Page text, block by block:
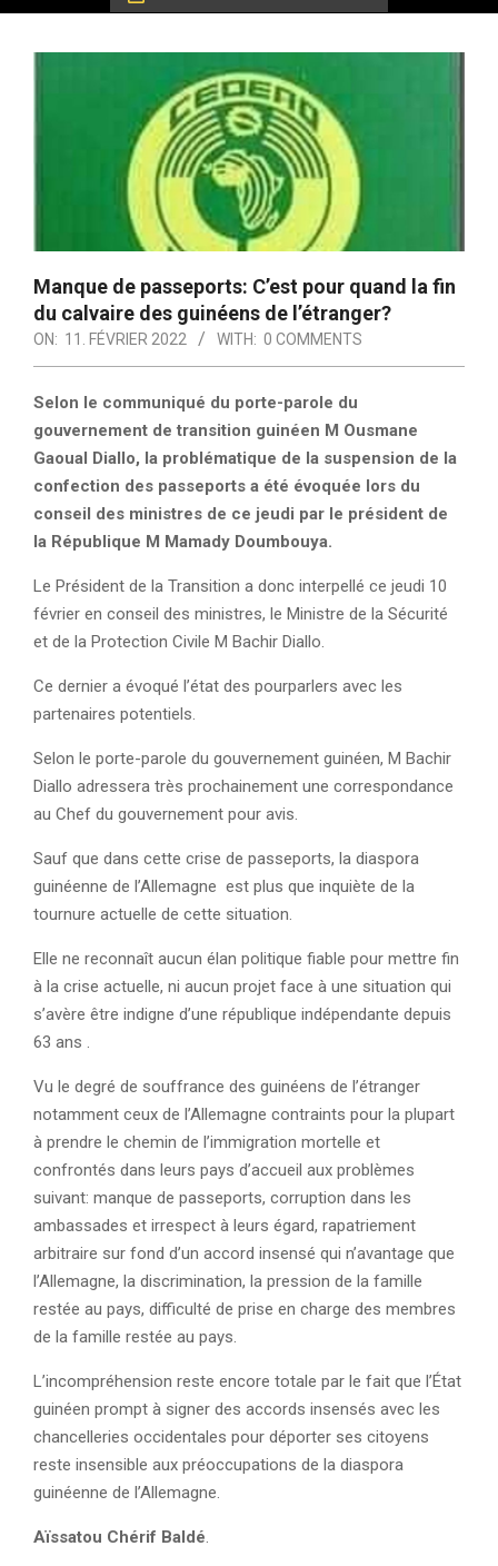
Manque de passeports: C’est pour quand la fin
du calvaire des guinéens de l’étranger?
ON: 11. FÉVRIER 2022 WITH: 0 COMMENTS
Selon le communiqué du porte-parole du
gouvernement de transition guinéen M Ousmane
Gaoual Diallo, la problématique de la suspension de la
confection des passeports a été évoquée lors du
conseil des ministres de ce jeudi par le président de
la République M Mamady Doumbouya.
Le Président de la Transition a donc interpellé ce jeudi 10
février en conseil des ministres, le Ministre de la Sécurité
et de la Protection Civile M Bachir Diallo.
Ce dernier a évoqué l’état des pourparlers avec les
partenaires potentiels.
Selon le porte-parole du gouvernement guinéen, M Bachir
Diallo adressera très prochainement une correspondance
au Chef du gouvernement pour avis.
Sauf que dans cette crise de passeports, la diaspora
guinéenne de l’Allemagne est plus que inquiète de la
tournure actuelle de cette situation.
Elle ne reconnaît aucun élan politique fiable pour mettre fin
à la crise actuelle, ni aucun projet face à une situation qui
s’avère être indigne d’une république indépendante depuis
63 ans .
Vu le degré de souffrance des guinéens de l’étranger
notamment ceux de l’Allemagne contraints pour la plupart
à prendre le chemin de l’immigration mortelle et
confrontés dans leurs pays d’accueil aux problèmes
suivant: manque de passeports, corruption dans les
ambassades et irrespect à leurs égard, rapatriement
arbitraire sur fond d’un accord insensé qui n’avantage que
l’Allemagne, la discrimination, la pression de la famille
restée au pays, difficulté de prise en charge des membres
de la famille restée au pays.
L’incompréhension reste encore totale par le fait que l’État
guinéen prompt à signer des accords insensés avec les
chancelleries occidentales pour déporter ses citoyens
reste insensible aux préoccupations de la diaspora
guinéenne de l’Allemagne.
Aïssatou Chérif Baldé.